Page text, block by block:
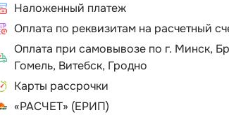
Наложенный платеж
Оплата по реквизитам на расчетный
Оплата при самовывозе по г. Минск,
Гомель, Витебск, Гродно
Карты рассрочки
«РАСЧЕТ» (ЕРИП)